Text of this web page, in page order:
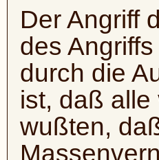
Der Angriff
des
durch die
ist, daß alle
wußten,